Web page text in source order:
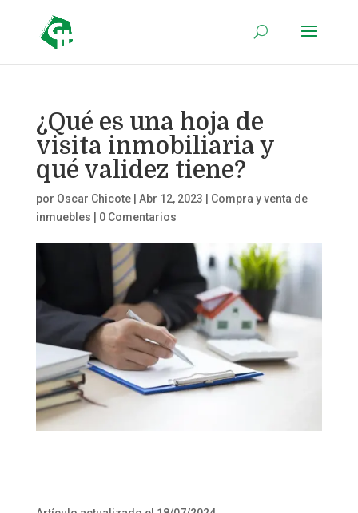
¿Qué es una hoja de
visita inmobiliaria y
qué validez tiene?
por Oscar Chicote| Abr 12, 2023
Compra y venta de
inmuebles
0 Comentarios